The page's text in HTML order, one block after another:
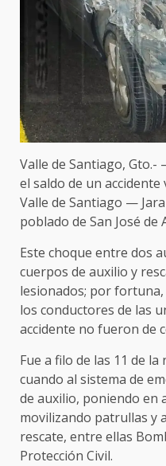
Valle de Santiago,
el saldo de un
Valle de Santiago —
poblado de San José de
Este choque entre dos
cuerpos de auxilio y
lesionados; por
los conductores de las
accidente no fueron de
Fue a filo de las 11 de
cuando al sistema de
de auxilio, poniendo en
movilizando patrullas y
rescate, entre ellas
Protección Civil.